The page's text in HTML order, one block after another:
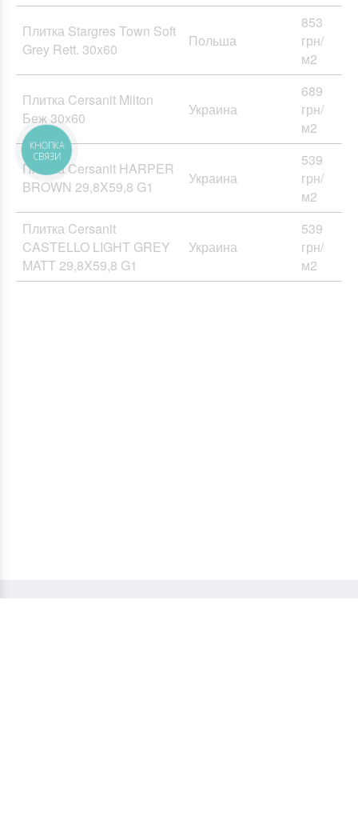
Плитка Stargres Town Soft
Grey Rett. 30x60
Польша
853
грн/
м2
Плитка Cersanit Milton
Беж 30x60
Украина
689
грн/
м2
Плитка Cersanit HARPER
BROWN 29,8X59,8 G1
Украина
539
грн/
м2
Плитка Cersanit
CASTELLO LIGHT GREY
MATT 29,8X59,8 G1
Украина
539
грн/
м2
КНОПКА
СВЯЗИ